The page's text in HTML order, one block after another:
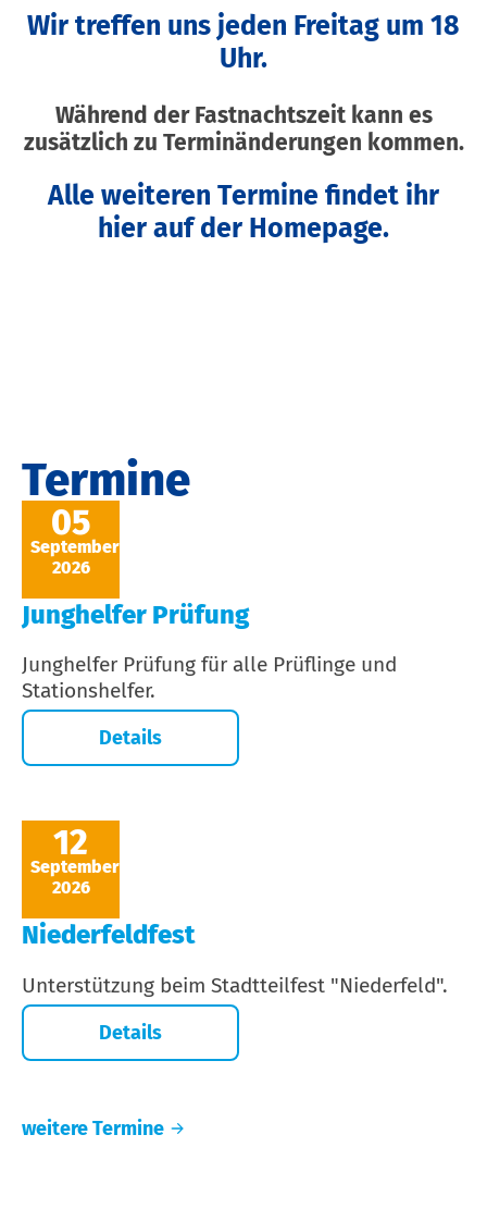
Wir treffen uns jeden Freitag um 18
Uhr.
Während der Fastnachtszeit kann es
zusätzlich zu Terminänderungen kommen.
Alle weiteren Termine findet ihr
hier auf der Homepage.
Termine
05
September
2026
Junghelfer Prüfung
Junghelfer Prüfung für alle Prüflinge und
Stationshelfer.
Details
12
September
2026
Niederfeldfest
Unterstützung beim Stadtteilfest "Niederfeld".
Details
weitere Termine